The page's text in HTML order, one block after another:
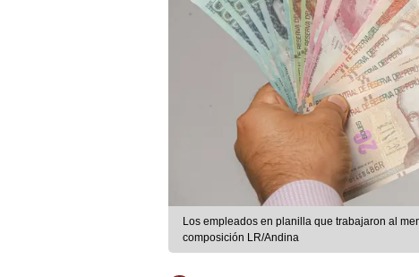
Los empleados en planilla que trabajaron al
composición LR/Andina